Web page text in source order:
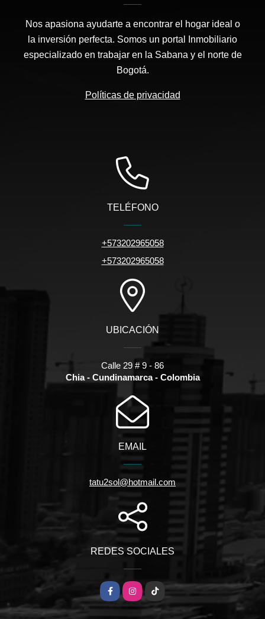
Nos apasiona ayudarte a encontrar el hogar ideal o
la inversión perfecta. Somos un portal Inmobiliario
especializado en trabajar en la Sabana y el norte de
Bogotá.
Políticas de privacidad
TELÉFONO
+573202965058
+573202965058
UBICACIÓN
Calle 29 # 9 - 86
Chia - Cundinamarca - Colombia
EMAIL
tatu2sol@hotmail.com
REDES SOCIALES
FacebookInstagramTikTok